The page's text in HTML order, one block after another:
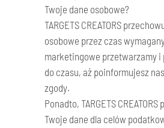
Twoje dane osobowe?
TARGETS CREATORS
osobowe przez czas
marketingowe przetwarzamy
do czasu, aż poinformujesz
zgody.
Ponadto, TARGETS
Twoje dane dla celów